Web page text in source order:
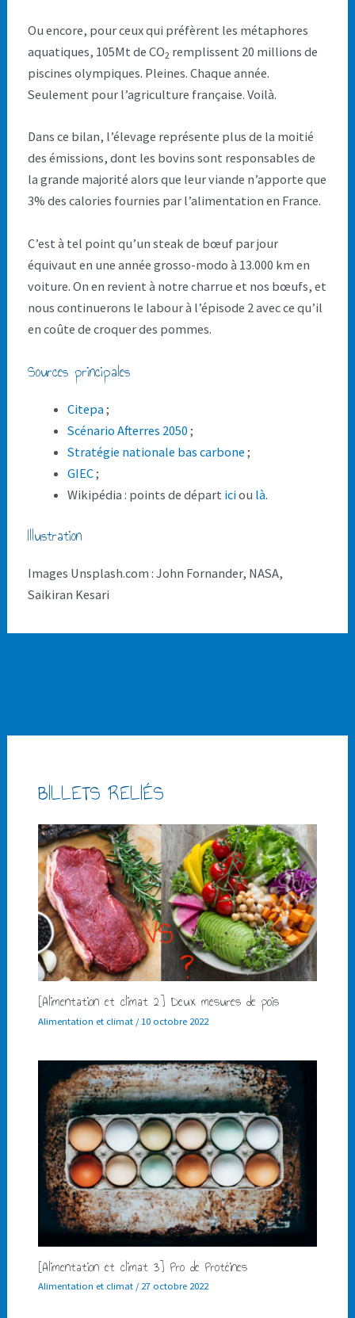
Ou encore, pour ceux qui préfèrent les métaphores
aquatiques, 105Mt de CO2 remplissent 20 millions de
piscines olympiques. Pleines. Chaque année.
Seulement pour l’agriculture française. Voilà.
Dans ce bilan, l’élevage représente plus de la moitié
des émissions, dont les bovins sont responsables de
la grande majorité alors que leur viande n’apporte que
3% des calories fournies par l’alimentation en France.
C’est à tel point qu’un steak de bœuf par jour
équivaut en une année grosso-modo à 13.000 km en
voiture. On en revient à notre charrue et nos bœufs, et
nous continuerons le labour à l’épisode 2 avec ce qu’il
en coûte de croquer des pommes.
Sources principales
Citepa;
Scénario Afterres 2050 ;
Stratégie nationale bas carbone ;
GIEC;
Wikipédia : points de départ iciou là.
Illustration
Images Unsplash.com : John Fornander, NASA,
Saikiran Kesari
BILLETS RELIÉS
[Alimentation et climat 2] Deux mesures de pois
Alimentation et climat /10 octobre 2022
[Alimentation et climat 3] Pro de Protéines
Alimentation et climat /27 octobre 2022